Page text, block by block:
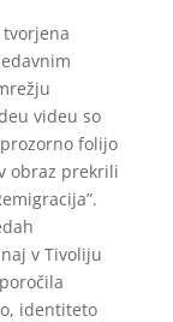
videu so
folijo
obraz prekrili
v Tivoliju
identiteto